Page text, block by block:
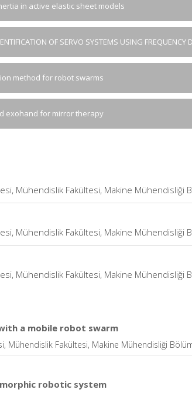
in active elastic sheet models
OF SERVO SYSTEMS USING FREQUENCY
method for robot swarms
exohand for mirror therapy
Mühendislik Fakültesi, Makine Mühendisliği
Mühendislik Fakültesi, Makine Mühendisliği
Mühendislik Fakültesi, Makine Mühendisliği
a mobile robot swarm
Mühendislik Fakültesi, Makine Mühendisliği
robotic system